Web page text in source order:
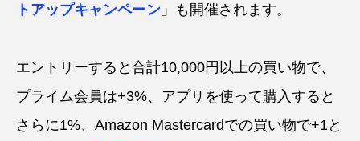
トアップキャンペーン 」も開催されます。
エントリーすると合計10,000円以上の買い物で、
プライム会員は+3%、アプリを使って購入すると
さらに1%、Amazon Mastercardでの買い物で+1と